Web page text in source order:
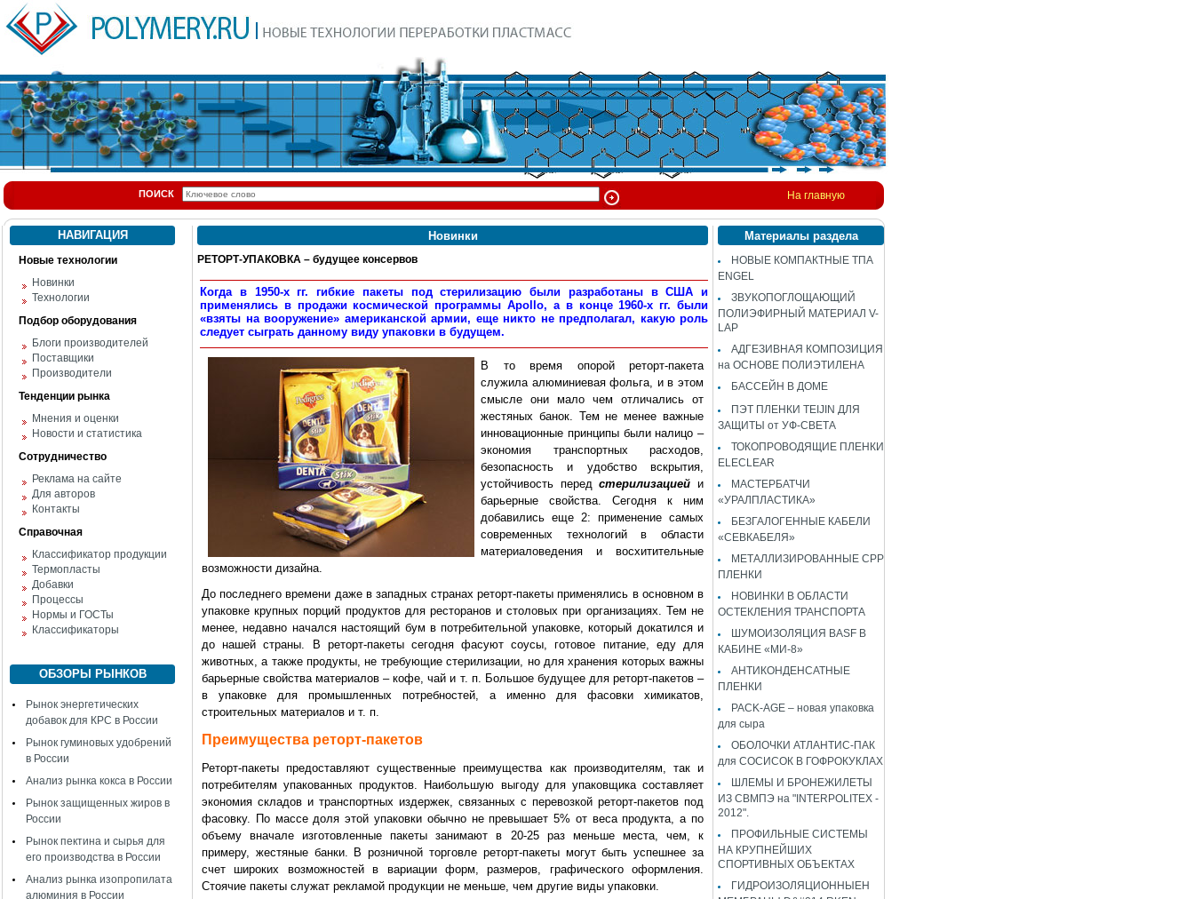
ПОИСК На главную
НАВИГАЦИЯ
Новые технологии
Новинки
Технологии
Подбор оборудования
Блоги производителей
Поставщики
Производители
Тенденции рынка
Мнения и оценки
Новости и статистика
Сотрудничество
Реклама на сайте
Для авторов
Контакты
Справочная
Классификатор продукции
Термопласты
Добавки
Процессы
Нормы и ГОСТы
Классификаторы
ОБЗОРЫ РЫНКОВ
Рынок энергетических
добавок для КРС в России
Рынок гуминовых удобрений
в России
Анализ рынка кокса в России
Рынок защищенных жиров в
России
Рынок пектина и сырья для
его производства в России
Анализ рынка изопропилата
алюминия в России
Новинки
РЕТОРТ-УПАКОВКА – будущее консервов
Когда в 1950-х гг. гибкие пакеты под стерилизацию были разработаны в США и
применялись в продажи космической программы Apollo, а в конце 1960-х гг. были
«взяты на вооружение» американской армии, еще никто не предполагал, какую роль
следует сыграть данному виду упаковки в будущем.
В то время опорой реторт-пакета
служила алюминиевая фольга, и в этом
смысле они мало чем отличались от
жестяных банок. Тем не менее важные
инновационные принципы были налицо –
экономия транспортных расходов,
безопасность и удобство вскрытия,
устойчивость передстерилизацией и
барьерные свойства. Сегодня к ним
добавились еще 2: применение самых
современных технологий в области
материаловедения и восхитительные
возможности дизайна.
До последнего времени даже в западных странах реторт-пакеты применялись в основном в
упаковке крупных порций продуктов для ресторанов и столовых при организациях. Тем не
менее, недавно начался настоящий бум в потребительной упаковке, который докатился и
до нашей страны. В реторт-пакеты сегодня фасуют соусы, готовое питание, еду для
животных, а также продукты, не требующие стерилизации, но для хранения которых важны
барьерные свойства материалов – кофе, чай и т. п. Большое будущее для реторт-пакетов –
в упаковке для промышленных потребностей, а именно для фасовки химикатов,
строительных материалов и т. п.
Преимущества реторт-пакетов
Реторт-пакеты предоставляют существенные преимущества как производителям, так и
потребителям упакованных продуктов. Наибольшую выгоду для упаковщика составляет
экономия складов и транспортных издержек, связанных с перевозкой реторт-пакетов под
фасовку. По массе доля этой упаковки обычно не превышает 5% от веса продукта, а по
объему вначале изготовленные пакеты занимают в 20-25 раз меньше места, чем, к
примеру, жестяные банки. В розничной торговле реторт-пакеты могут быть успешнее за
счет широких возможностей в вариации форм, размеров, графического оформления.
Стоячие пакеты служат рекламой продукции не меньше, чем другие виды упаковки.
Материалы раздела
НОВЫЕ КОМПАКТНЫЕ ТПА
ENGEL
ЗВУКОПОГЛОЩАЮЩИЙ
ПОЛИЭФИРНЫЙ МАТЕРИАЛ V-
LAP
АДГЕЗИВНАЯ КОМПОЗИЦИЯ
на ОСНОВЕ ПОЛИЭТИЛЕНА
БАССЕЙН В ДОМЕ
ПЭТ ПЛЕНКИ TEIJIN ДЛЯ
ЗАЩИТЫ от УФ-СВЕТА
ТОКОПРОВОДЯЩИЕ ПЛЕНКИ
ELECLEAR
МАСТЕРБАТЧИ
«УРАЛПЛАСТИКА»
БЕЗГАЛОГЕННЫЕ КАБЕЛИ
«СЕВКАБЕЛЯ»
МЕТАЛЛИЗИРОВАННЫЕ CPP
ПЛЕНКИ
НОВИНКИ В ОБЛАСТИ
ОСТЕКЛЕНИЯ ТРАНСПОРТА
ШУМОИЗОЛЯЦИЯ BASF В
КАБИНЕ «МИ-8»
АНТИКОНДЕНСАТНЫЕ
ПЛЕНКИ
PACK-AGE – новая упаковка
для сыра
ОБОЛОЧКИ АТЛАНТИС-ПАК
для СОСИСОК В ГОФРОКУКЛАХ
ШЛЕМЫ И БРОНЕЖИЛЕТЫ
ИЗ СВМПЭ на "INTERPOLITEX -
2012".
ПРОФИЛЬНЫЕ СИСТЕМЫ
НА КРУПНЕЙШИХ
СПОРТИВНЫХ ОБЪЕКТАХ
ГИДРОИЗОЛЯЦИОННЫЕН